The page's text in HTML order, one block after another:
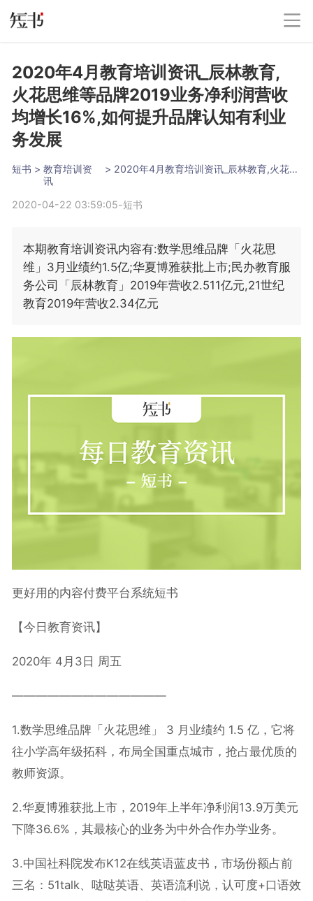
2020年4月教育培训资讯_辰林教育,
火花思维等品牌2019业务净利润营收
均增长16%,如何提升品牌认知有利业
务发展
短书 > 教育培训资
讯
> 2020年4月教育培训资讯_辰林教育,火花思维等品牌2019业务净利润营收均增长16%,如何提升品牌认知有利业务发展
2020-04-22 03:59:05-短书
本期教育培训资讯内容有:数学思维品牌「火花思
维」3月业绩约1.5亿;华夏博雅获批上市;民办教育服
务公司「辰林教育」2019年营收2.511亿元,21世纪
教育2019年营收2.34亿元
更好用的内容付费平台系统短书
【今日教育资讯】
2020年4 月 3 日 周五
—————————————
1.数学思维品牌「火花思维」 3 月业绩约 1.5 亿，它将
往小学高年级拓科，布局全国重点城市，抢占最优质的
教师资源。
2.华夏博雅获批上市， 2019年上半年净利润13.9万美元
下降36.6% ，其最核心的业务为中外合作办学业务。
3.中国社科院发布K12在线英语蓝皮书，市场份额占前
三名： 51talk、哒哒英语、英语流利说，认可度+口语效